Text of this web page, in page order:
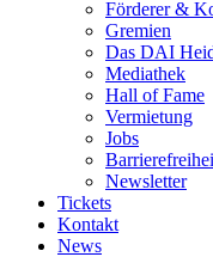
Förderer &
Gremien
Das DAI
Mediathek
Hall of Fame
Vermietung
Jobs
Newsletter
Tickets
Kontakt
News